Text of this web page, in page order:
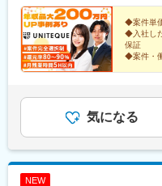
銀座駅、勝どき駅、築
都)、茅場町駅、三越前
駅(東京都)、東中野駅、
川上水駅、豊田駅、八
川駅、府中競馬正門前
駅、立川北駅、立川駅
中央駅、横須賀駅、二
ン)、戸塚駅、新羽駅、
川県)、みなとみらい駅
駅、たまプラーザ駅、
番11号パークハイツ池
天神2丁目2番12号 T&J
岩駅、高井戸駅、桜新
伝馬町駅、参宮橋駅、
駅、表参道駅、芦花公
日本橋駅(東京都)、勝ど
駅(東京都)、麹町駅、青
駅、立川北駅、流通セ
附駅、横浜駅、川崎駅
力を考慮して決定しま
304,688円）を含む、超
480万円～1500万円◎案
商流・契約期間・評価制
境で自由に案件を選ぶ
万円（20代／ネットワ
ト）・年収690万円（
収760万円（30代／
（30代／AWS・
◆案件単
◆入社し
保証
◆案件・
気になる
NEW